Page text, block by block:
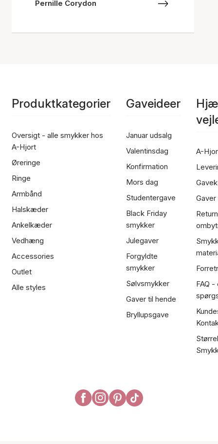
Pernille Corydon
Produktkategorier
Oversigt - alle smykker hos
A-Hjort
Øreringe
Ringe
Armbånd
Halskæder
Ankelkæder
Vedhæng
Accessories
Outlet
Alle styles
Gaveideer
Januar udsalg
Valentinsdag
Konfirmation
Mors dag
Studentergave
Black Friday
smykker
Julegaver
Forgyldte
smykker
Sølvsmykker
Gaver til hende
Bryllupsgave
A-
FAQ